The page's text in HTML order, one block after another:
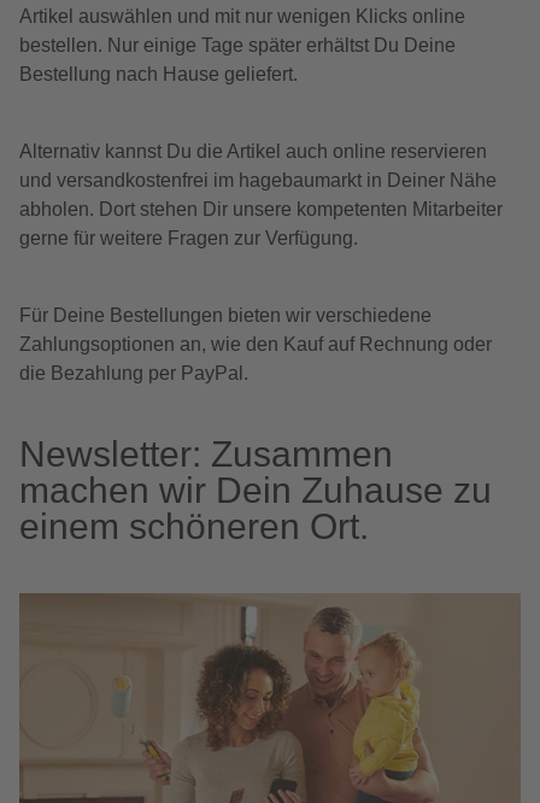
Artikel auswählen und mit nur wenigen Klicks online
bestellen. Nur einige Tage später erhältst Du Deine
Bestellung nach Hause geliefert.
Alternativ kannst Du die Artikel auch online reservieren
und versandkostenfrei im hagebaumarkt in Deiner Nähe
abholen. Dort stehen Dir unsere kompetenten Mitarbeiter
gerne für weitere Fragen zur Verfügung.
Für Deine Bestellungen bieten wir verschiedene
Zahlungsoptionen an, wie den Kauf auf Rechnung oder
die Bezahlung per PayPal.
Newsletter: Zusammen
machen wir Dein Zuhause zu
einem schöneren Ort.